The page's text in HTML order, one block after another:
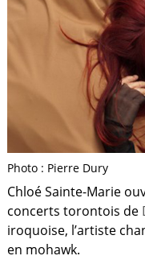
Photo : Pierre Dury
Chloé Sainte-Marie
concerts torontois de
iroquoise, l’artiste
en mohawk.